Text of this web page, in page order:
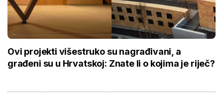
Ovi projekti višestruko su nagrađivani, a
građeni su u Hrvatskoj: Znate li o kojima je riječ?